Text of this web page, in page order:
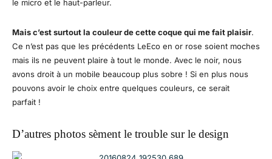
le micro et le haut-parleur.
Mais c’est surtout la couleur de cette coque qui me fait plaisir.
Ce n’est pas que les précédents LeEco en or rose soient moches
mais ils ne peuvent plaire à tout le monde. Avec le noir, nous
avons droit à un mobile beaucoup plus sobre ! Si en plus nous
pouvons avoir le choix entre quelques couleurs, ce serait
parfait !
D’autres photos sèment le trouble sur le design